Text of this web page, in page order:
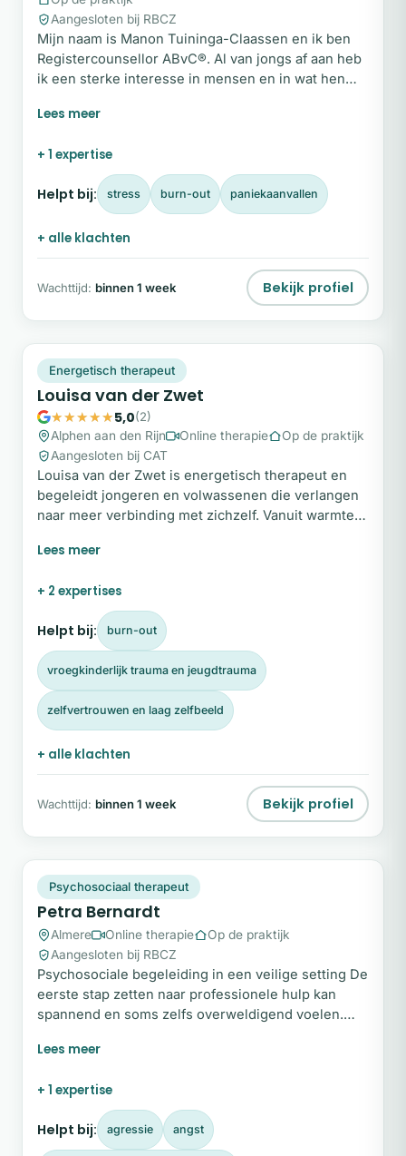
Aangesloten bij RBCZ
Mijn naam is Manon Tuininga-Claassen en ik ben
Registercounsellor ABvC®. Al van jongs af aan heb
ik een sterke interesse in mensen en in wat hen
hun leven heeft mij er jaren geleden toe gebracht
hbo-niveau. Iedereen komt in het leven momenten
tegen waarop het even niet meer lukt.
+ 1 expertise
Helpt bij: stress burn-out paniekaanvallen
+ alle klachten
Wachttijd: binnen 1 week Bekijk profiel
LV
Snel beschikbaar
Energetisch therapeut
Louisa van der Zwet
5,0(2)
Alphen aan den Rijn
Online therapie
Op de praktijk
Aangesloten bij CAT
Louisa van der Zwet is energetisch therapeut en
begeleidt jongeren en volwassenen die verlangen
naar meer verbinding met zichzelf. Vanuit warmte,
vastgelopen patronen te doorbreken en weer te
Haar begeleiding is persoonlijk, verdiepend en
afgestemd op het tempo van de cliënt. Ben je klaar
om de verbinding met jezelf te herstellen?
+ 2 expertises
Helpt bij: burn-out
vroegkinderlijk trauma en jeugdtrauma
zelfvertrouwen en laag zelfbeeld
+ alle klachten
Wachttijd: binnen 1 week Bekijk profiel
PB
Snel beschikbaar
Psychosociaal therapeut
Petra Bernardt
Almere Online therapie
Op de praktijk
Aangesloten bij RBCZ
Psychosociale begeleiding in een veilige setting De
eerste stap zetten naar professionele hulp kan
spannend en soms zelfs overweldigend voelen.
plek waar je volledig jezelf kunt zijn, zonder dat
omgeving verkennen we samen jouw persoonlijke
+ 1 expertise
Helpt bij: agressie angst